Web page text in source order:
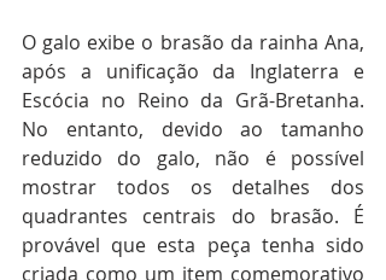
O galo exibe o brasão da rainha Ana,
após a unificação da Inglaterra e
Escócia no Reino da Grã-Bretanha.
No entanto, devido ao tamanho
reduzido do galo, não é possível
mostrar todos os detalhes dos
quadrantes centrais do brasão. É
provável que esta peça tenha sido
criada como um item comemorativo